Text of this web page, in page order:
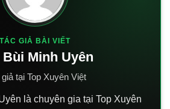
TÁC GIẢ BÀI VIẾT
Bùi Minh Uyên
tại Top Xuyên Việt
là chuyên gia tại Top Xuyên